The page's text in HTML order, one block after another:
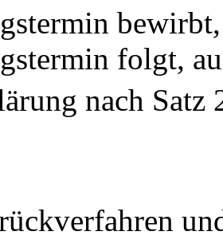
folgt,
nach Satz